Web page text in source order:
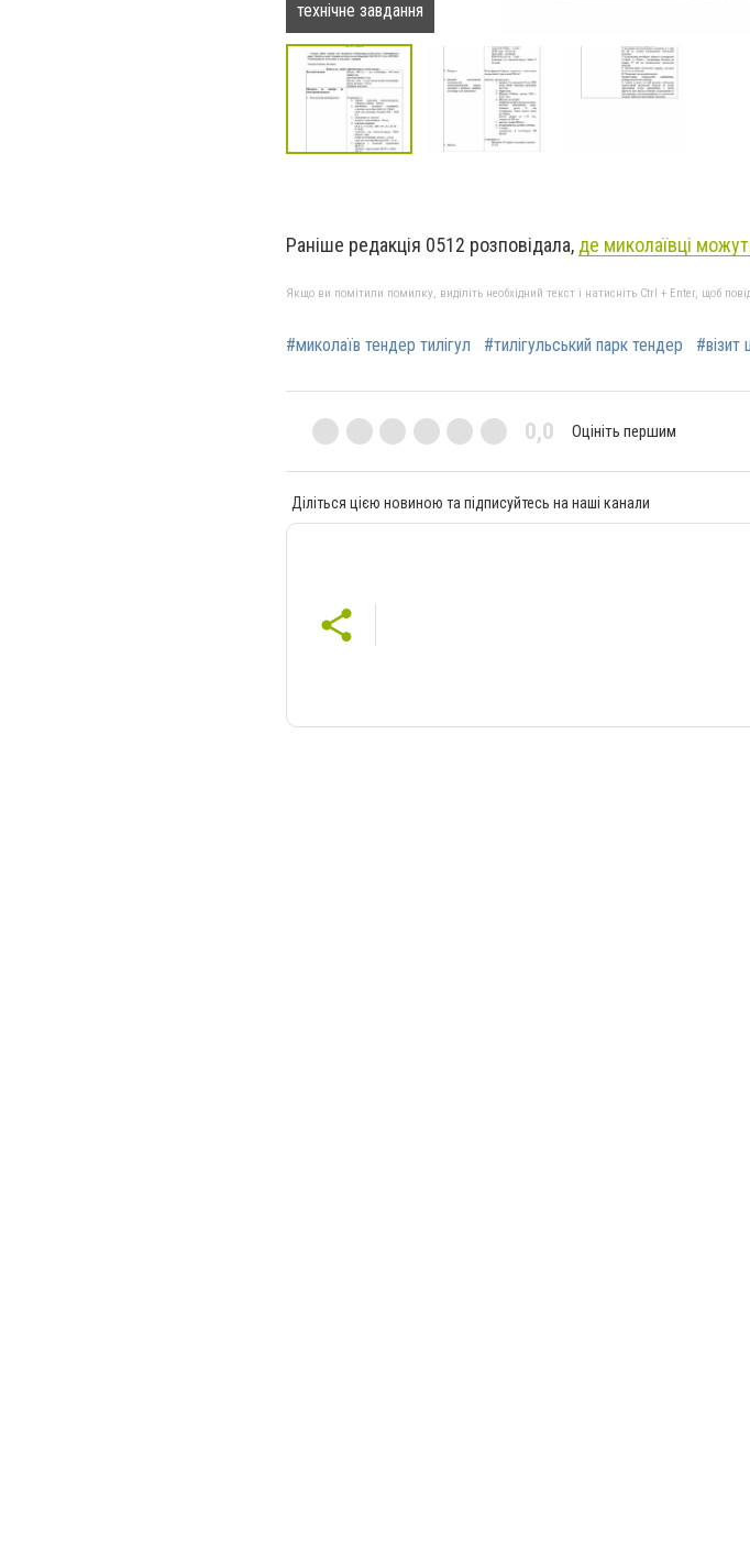
технічне завдання
Раніше редакція 0512 розповідала, де миколаївці
Якщо ви помітили помилку, виділіть необхідний текст і натисніть Ctrl + Enter, щоб
#миколаїв тендер тилігул #тилігульський парк тендер #візит
0,0 Оцініть першим
Діліться цією новиною та підписуйтесь на наші канали